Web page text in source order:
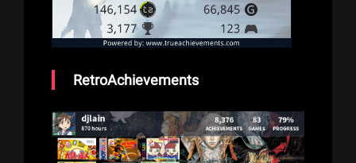
RetroAchievements